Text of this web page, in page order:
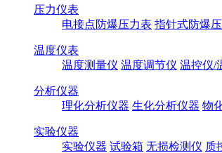
压力仪表
电接点防爆压力表 指针式防爆
温度仪表
温度测量仪 温度调节仪 温控仪/
分析仪器
理化分析仪器 生化分析仪器 物
实验仪器
实验仪器 试验箱 无损检测仪 质